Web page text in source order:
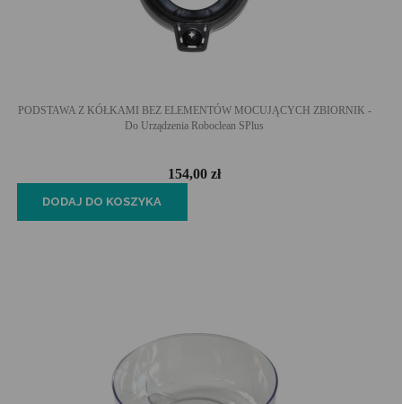
PODSTAWA Z KÓŁKAMI BEZ ELEMENTÓW MOCUJĄCYCH ZBIORNIK -
Do Urządzenia Roboclean SPlus
154,00 zł
DODAJ DO KOSZYKA